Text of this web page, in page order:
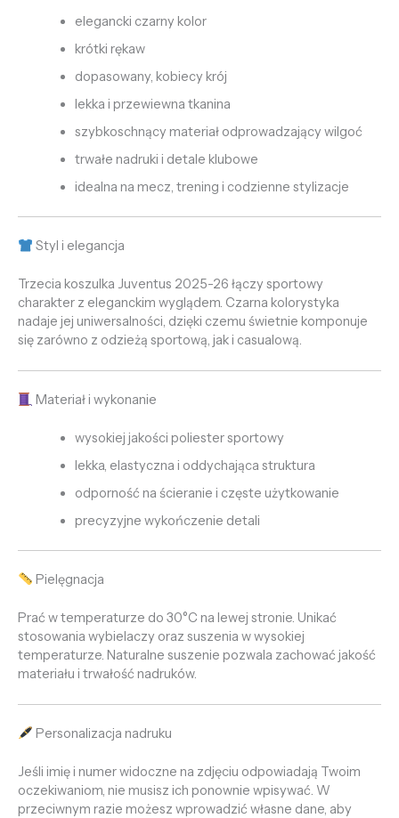
elegancki czarny kolor
krótki rękaw
dopasowany, kobiecy krój
lekka i przewiewna tkanina
szybkoschnący materiał odprowadzający wilgoć
trwałe nadruki i detale klubowe
idealna na mecz, trening i codzienne stylizacje
Styl i elegancja
Trzecia koszulka Juventus 2025-26 łączy sportowy
charakter z eleganckim wyglądem. Czarna kolorystyka
nadaje jej uniwersalności, dzięki czemu świetnie komponuje
się zarówno z odzieżą sportową, jak i casualową.
Materiał i wykonanie
wysokiej jakości poliester sportowy
lekka, elastyczna i oddychająca struktura
odporność na ścieranie i częste użytkowanie
precyzyjne wykończenie detali
Pielęgnacja
Prać w temperaturze do 30°C na lewej stronie. Unikać
stosowania wybielaczy oraz suszenia w wysokiej
temperaturze. Naturalne suszenie pozwala zachować jakość
materiału i trwałość nadruków.
Personalizacja nadruku
Jeśli imię i numer widoczne na zdjęciu odpowiadają Twoim
oczekiwaniom, nie musisz ich ponownie wpisywać. W
przeciwnym razie możesz wprowadzić własne dane, aby